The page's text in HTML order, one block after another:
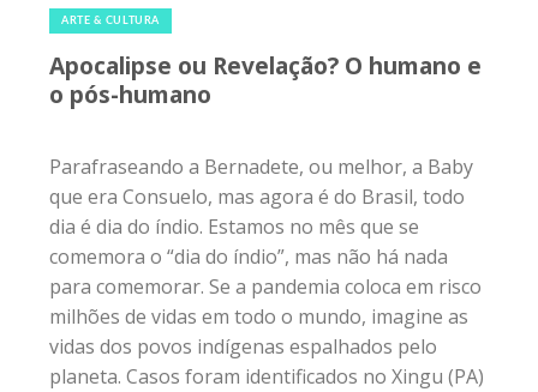
ARTE & CULTURA
Apocalipse ou Revelação? O humano e
o pós-humano
Parafraseando a Bernadete, ou melhor, a Baby
que era Consuelo, mas agora é do Brasil, todo
dia é dia do índio. Estamos no mês que se
comemora o “dia do índio”, mas não há nada
para comemorar. Se a pandemia coloca em risco
milhões de vidas em todo o mundo, imagine as
vidas dos povos indígenas espalhados pelo
planeta. Casos foram identificados no Xingu (PA)